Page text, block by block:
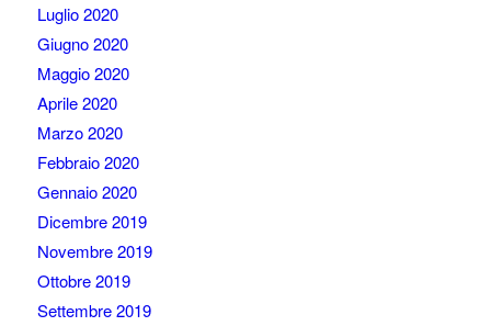
Luglio 2020
Giugno 2020
Maggio 2020
Aprile 2020
Marzo 2020
Febbraio 2020
Gennaio 2020
Dicembre 2019
Novembre 2019
Ottobre 2019
Settembre 2019